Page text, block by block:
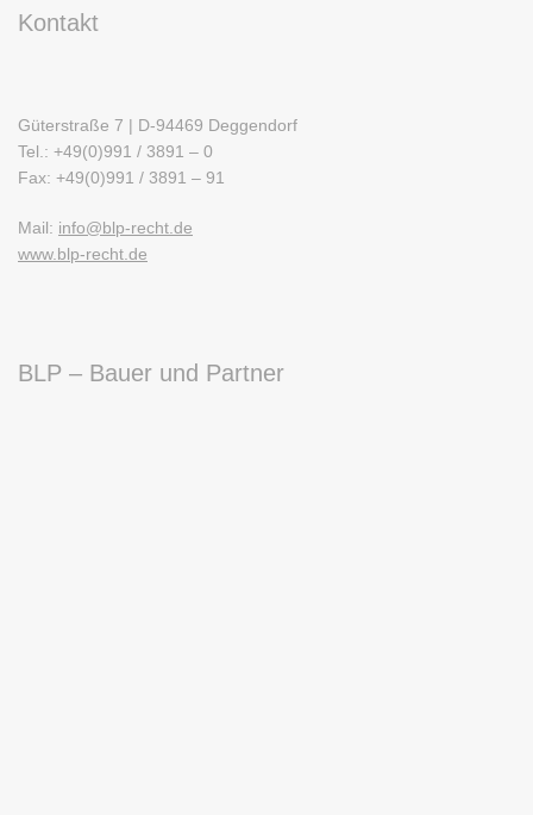
Kontakt
Güterstraße 7 | D-94469 Deggendorf
Tel.: +49(0)991 / 3891 – 0
Fax: +49(0)991 / 3891 – 91
Mail: info@blp-recht.de
www.blp-recht.de
BLP – Bauer und Partner